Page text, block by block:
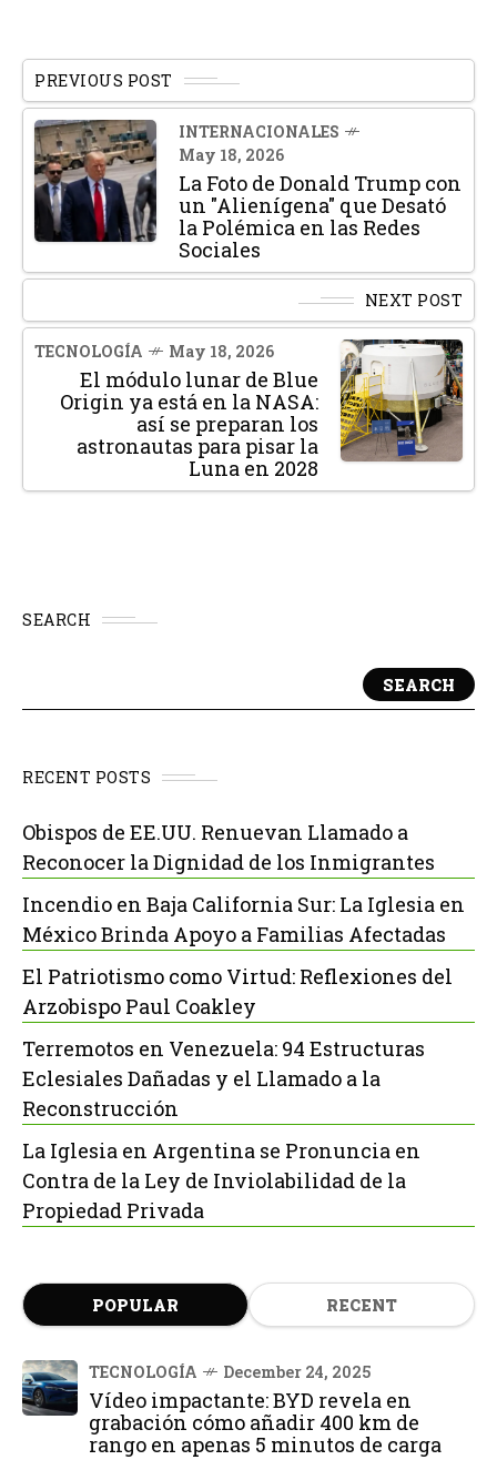
PREVIOUS POST
INTERNACIONALES
May 18, 2026
La Foto de Donald Trump con
un "Alienígena" que Desató
la Polémica en las Redes
Sociales
NEXT POST
TECNOLOGÍA May 18, 2026
El módulo lunar de Blue
Origin ya está en la NASA:
así se preparan los
astronautas para pisar la
Luna en 2028
SEARCH
SEARCH
RECENT POSTS
Obispos de EE.UU. Renuevan Llamado a
Reconocer la Dignidad de los Inmigrantes
Incendio en Baja California Sur: La Iglesia en
México Brinda Apoyo a Familias Afectadas
El Patriotismo como Virtud: Reflexiones del
Arzobispo Paul Coakley
Terremotos en Venezuela: 94 Estructuras
Eclesiales Dañadas y el Llamado a la
Reconstrucción
La Iglesia en Argentina se Pronuncia en
Contra de la Ley de Inviolabilidad de la
Propiedad Privada
POPULAR RECENT
TECNOLOGÍA December 24, 2025
Vídeo impactante: BYD revela en
grabación cómo añadir 400 km de
rango en apenas 5 minutos de carga